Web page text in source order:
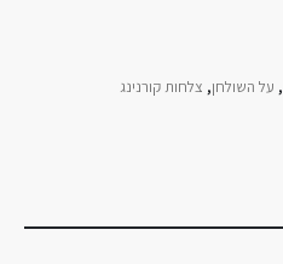
, על השולחן, צלחות קורנינג